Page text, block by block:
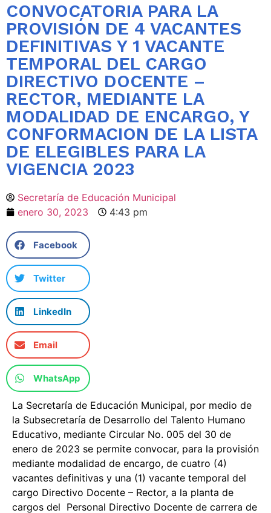
CONVOCATORIA PARA LA
PROVISIÓN DE 4 VACANTES
DEFINITIVAS Y 1 VACANTE
TEMPORAL DEL CARGO
DIRECTIVO DOCENTE –
RECTOR, MEDIANTE LA
MODALIDAD DE ENCARGO, Y
CONFORMACION DE LA LISTA
DE ELEGIBLES PARA LA
VIGENCIA 2023
Secretaría de Educación Municipal
enero 30, 2023
4:43 pm
Facebook
Twitter
LinkedIn
Email
WhatsApp
La Secretaría de Educación Municipal, por medio de
la Subsecretaría de Desarrollo del Talento Humano
Educativo, mediante Circular No. 005 del 30 de
enero de 2023 se permite convocar, para la provisión
mediante modalidad de encargo, de cuatro (4)
vacantes definitivas y una (1) vacante temporal del
cargo Directivo Docente – Rector, a la planta de
cargos del Personal Directivo Docente de carrera de